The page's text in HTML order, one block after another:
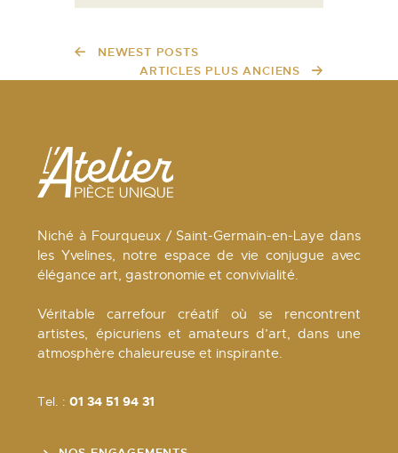
NEWEST POSTS
ARTICLES PLUS ANCIENS
Niché à Fourqueux / Saint-Germain-en-Laye dans
les Yvelines, notre espace de vie conjugue avec
élégance art, gastronomie et convivialité.
Véritable carrefour créatif où se rencontrent
artistes, épicuriens et amateurs d’art, dans une
atmosphère chaleureuse et inspirante.
Tel. :01 34 51 94 31